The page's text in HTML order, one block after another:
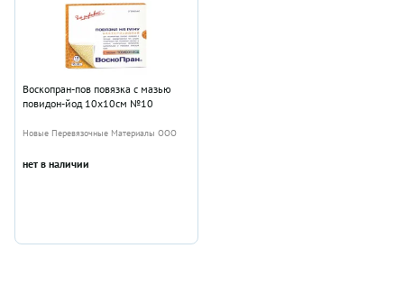
Воскопран-пов повязка с мазью
повидон-йод 10х10см №10
Новые Перевязочные Материалы ООО
нет в наличии